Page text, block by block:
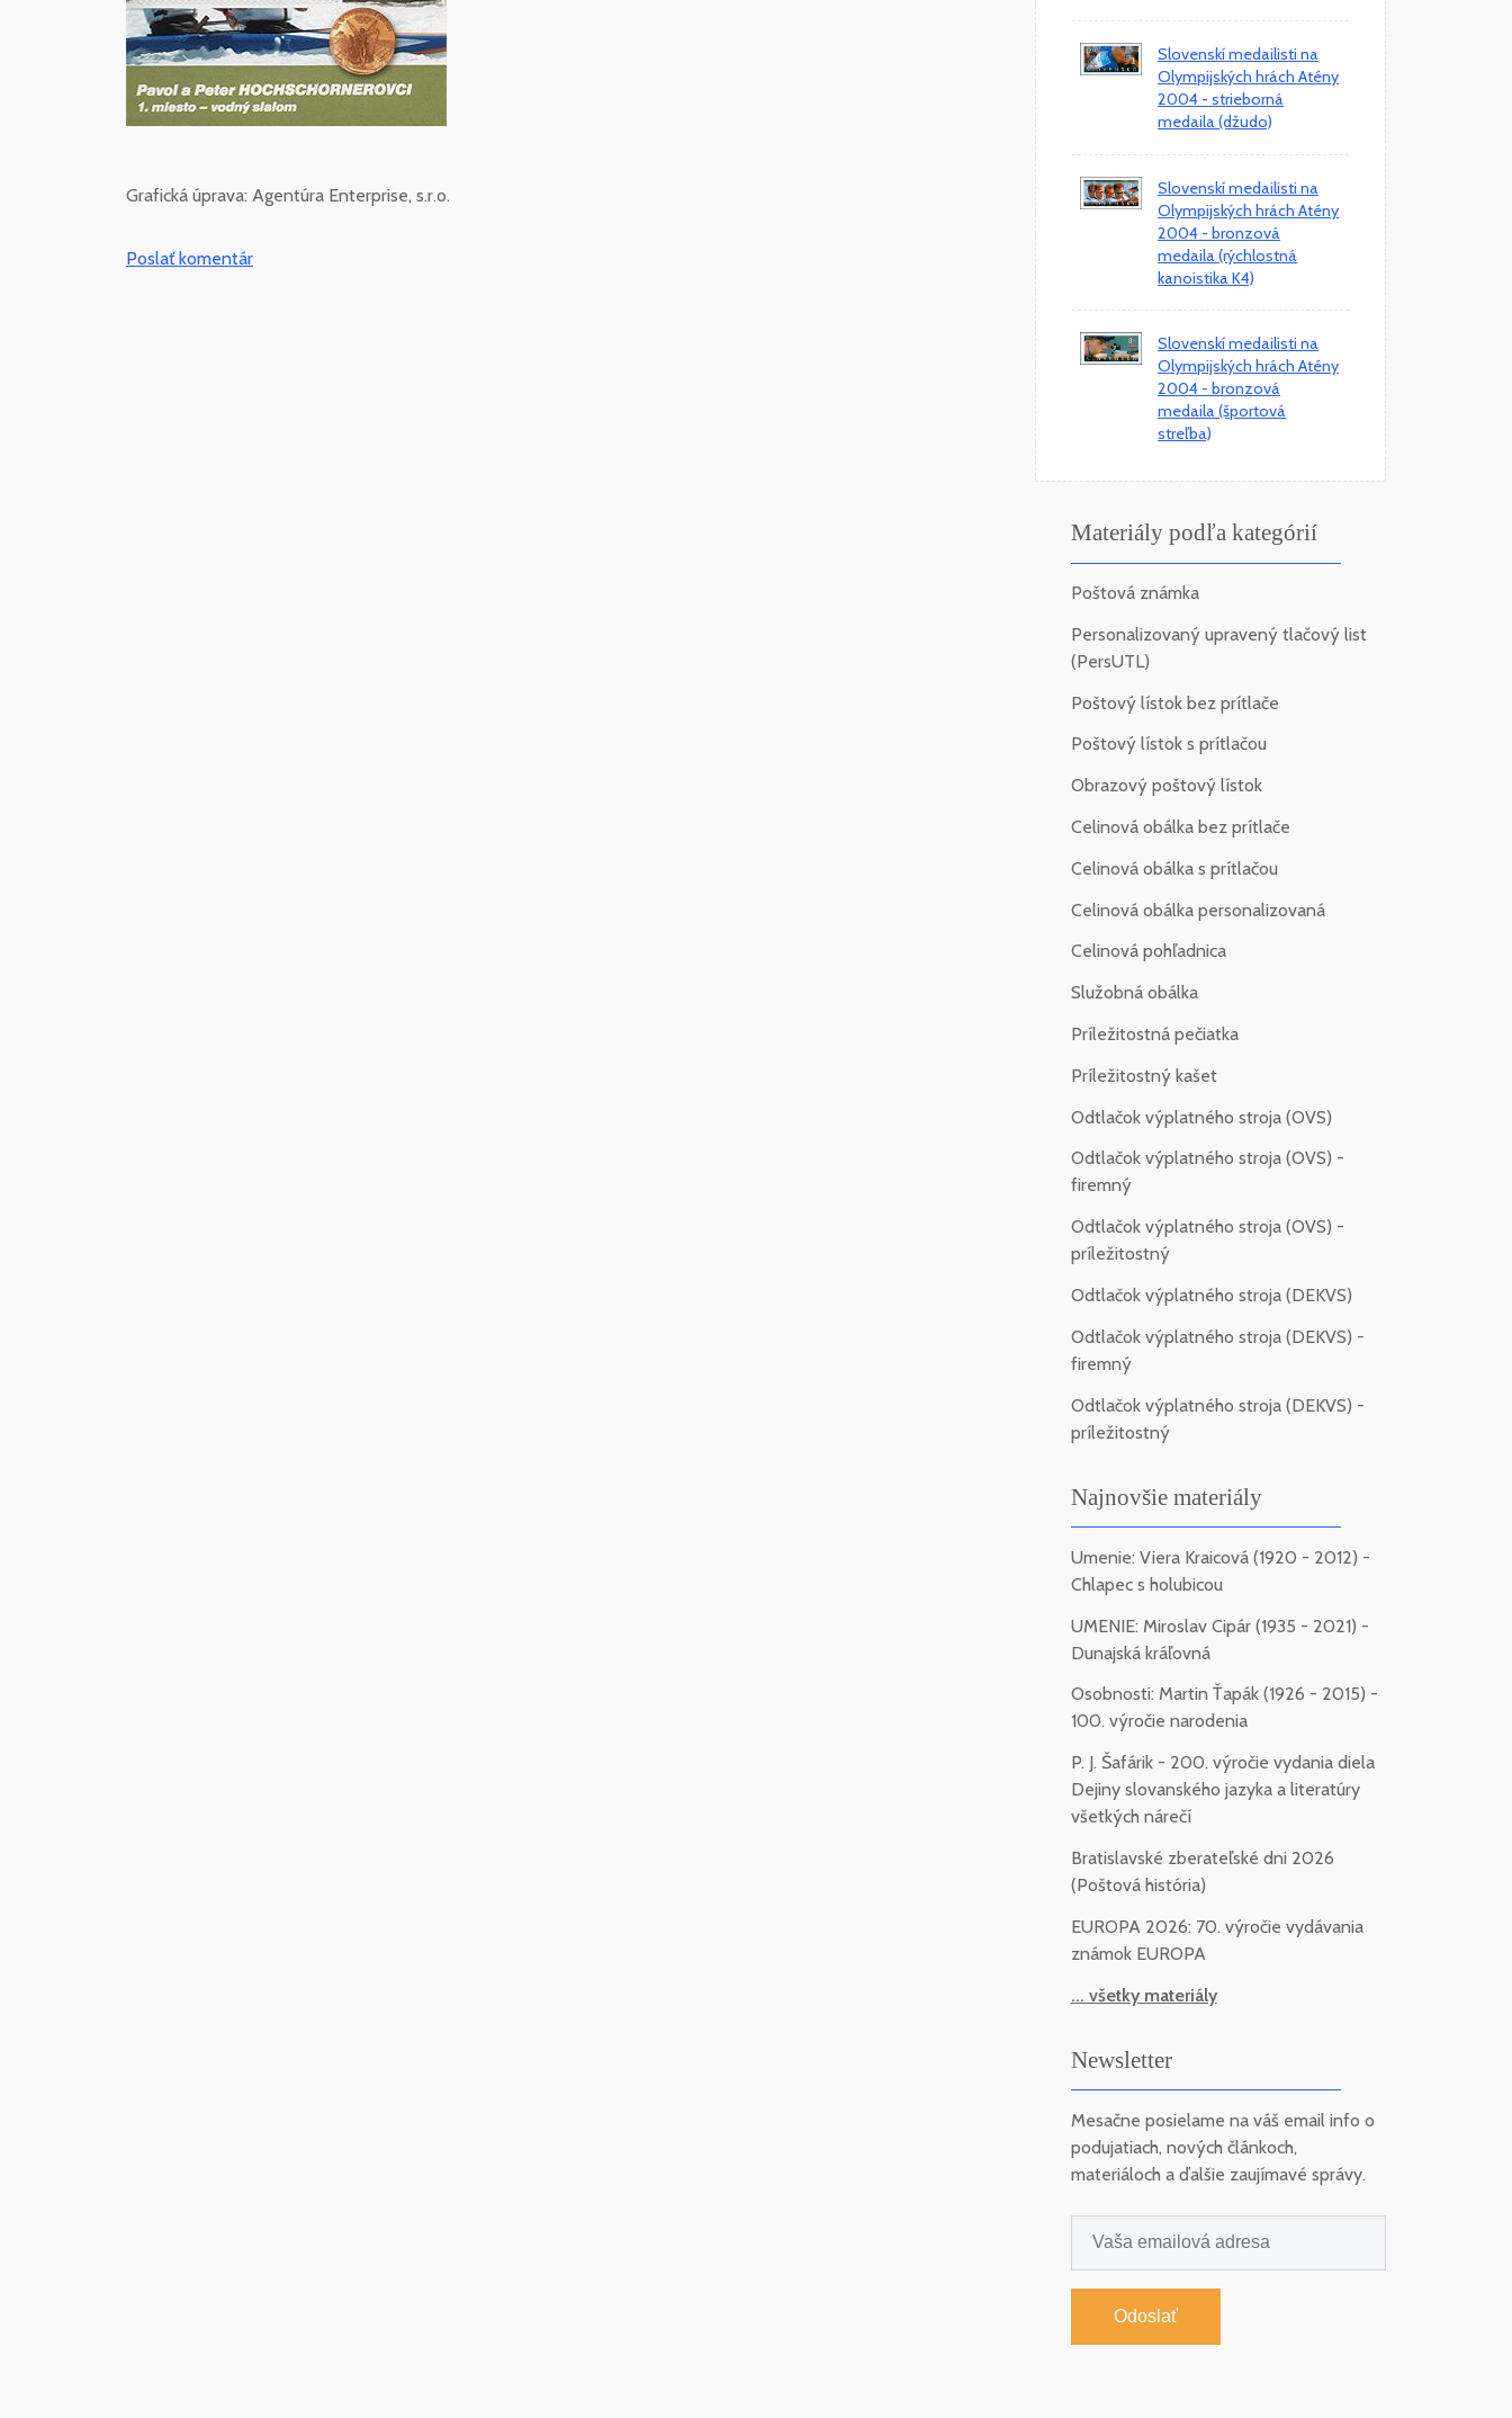
Grafická úprava: Agentúra Enterprise, s.r.o.
Poslať komentár
Slovenskí medailisti na
Olympijských hrách Atény
2004 - strieborná
medaila (džudo)
Slovenskí medailisti na
Olympijských hrách Atény
2004 - bronzová
medaila (rýchlostná
kanoistika K4)
Slovenskí medailisti na
Olympijských hrách Atény
2004 - bronzová
medaila (športová
streľba)
Materiály podľa kategórií
Poštová známka
Personalizovaný upravený tlačový list
(PersUTL)
Poštový lístok bez prítlače
Poštový lístok s prítlačou
Obrazový poštový lístok
Celinová obálka bez prítlače
Celinová obálka s prítlačou
Celinová obálka personalizovaná
Celinová pohľadnica
Služobná obálka
Príležitostná pečiatka
Príležitostný kašet
Odtlačok výplatného stroja (OVS)
Odtlačok výplatného stroja (OVS) -
firemný
Odtlačok výplatného stroja (OVS) -
príležitostný
Odtlačok výplatného stroja (DEKVS)
Odtlačok výplatného stroja (DEKVS) -
firemný
Odtlačok výplatného stroja (DEKVS) -
príležitostný
Najnovšie materiály
Umenie: Viera Kraicová (1920 - 2012) -
Chlapec s holubicou
UMENIE: Miroslav Cipár (1935 - 2021) -
Dunajská kráľovná
Osobnosti: Martin Ťapák (1926 - 2015) -
100. výročie narodenia
P. J. Šafárik - 200. výročie vydania diela
Dejiny slovanského jazyka a literatúry
všetkých nárečí
Bratislavské zberateľské dni 2026
(Poštová história)
EUROPA 2026: 70. výročie vydávania
známok EUROPA
... všetky materiály
Newsletter
Mesačne posielame na váš email info o
podujatiach, nových článkoch,
materiáloch a ďalšie zaujímavé správy.
Odoslať